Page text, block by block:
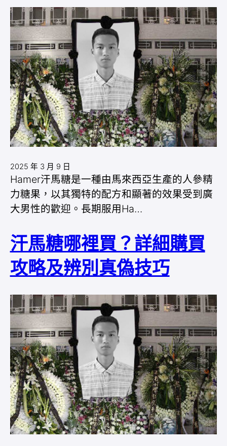
2025 年 3 月 9 日
Hamer汗馬糖是一種由馬來西亞生產的人參精
力糖果，以其獨特的配方和顯著的效果受到廣
大男性的歡迎。長期服用Ha…
汗馬糖哪裡買？詳細購買
攻略及辨別真偽技巧